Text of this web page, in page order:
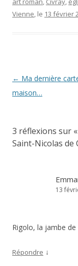
Vienne, le 13 février
Navigation
des
← Ma dernière
maison…
3 réflexions sur «
Saint-Nicolas de
13
Rigolo, la jambe de
Répondre ↓